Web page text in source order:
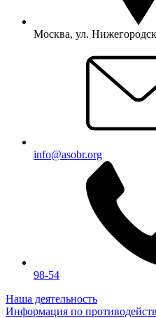
Москва, ул.
info@asobr.org
98-54
Наша деятельность
Информация по